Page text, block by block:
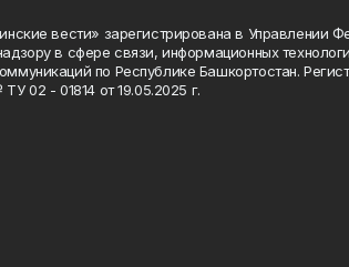
вести» зарегистрирована в Управлении
в сфере связи, информационных
по Республике Башкортостан.
02 - 01814 от 19.05.2025 г.